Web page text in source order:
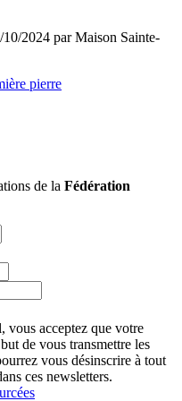
2024 par Maison Sainte-
pierre
de la Fédération
vous acceptez que votre
de vous transmettre les
vous désinscrire à tout
ces newsletters.